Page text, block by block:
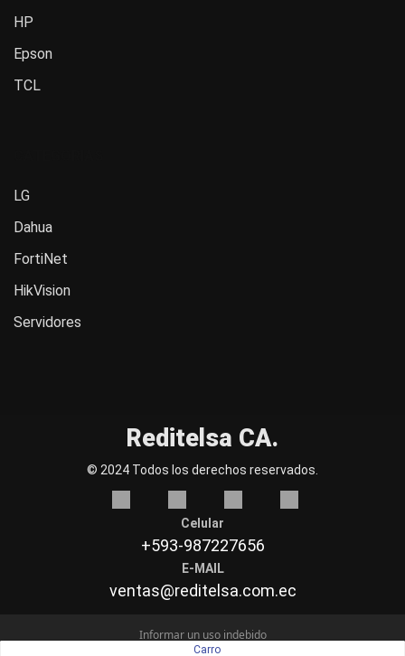
Carro
HP
Epson
TCL
LG
Dahua
FortiNet
HikVision
Servidores
Reditelsa CA.
© 2024 Todos los derechos reservados.
Celular
+593-987227656
E-MAIL
ventas@reditelsa.com.ec
Informar un uso indebido